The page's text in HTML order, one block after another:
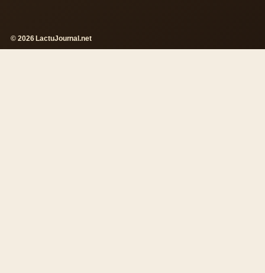
© 2026 LactuJournal.net